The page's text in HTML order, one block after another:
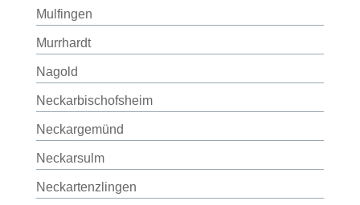
Mulfingen
Murrhardt
Nagold
Neckarbischofsheim
Neckargemünd
Neckarsulm
Neckartenzlingen